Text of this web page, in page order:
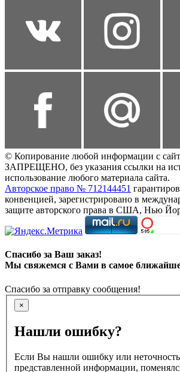
© Копирование любой информации с
ЗАПРЕЩЕНО, без указания ссылки на
использование любого материала сайта.
Авторское право № 712144451
конвенцией, зарегистрировано в
защите авторского права в США, Нью
Спасибо за Ваш заказ!
Мы свяжемся с Вами в самое
Спасибо за отправку сообщения!
×
Нашли ошибку?
Если Вы нашли ошибку или
представленной информации,